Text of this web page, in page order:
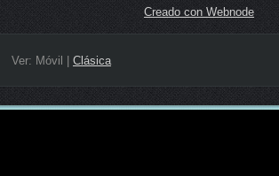
Creado con Webnode
Ver: Móvil Clásica